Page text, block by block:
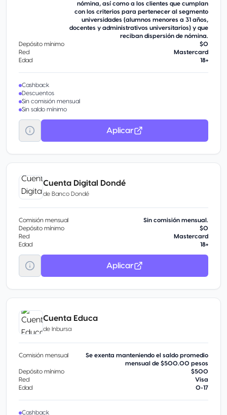
nómina, así como a los clientes que cumplan
con los criterios para pertenecer al segmento
universidades (alumnos menores a 31 años,
docentes y administrativos universitarios) y que
reciban dispersión de nómina.
Depósito mínimo
$0
Red
Mastercard
Edad
18+
Cashback
Descuentos
Sin comisión mensual
Sin saldo mínimo
Aplicar
Cuenta Digital Dondé
de Banco Dondé
Comisión mensual
Sin comisión mensual.
Depósito mínimo
$0
Red
Mastercard
Edad
18+
Aplicar
Cuenta Educa
de Inbursa
Comisión mensual
Se exenta manteniendo el saldo promedio
mensual de $500.00 pesos
Depósito mínimo
$500
Red
Visa
Edad
0-17
Cashback